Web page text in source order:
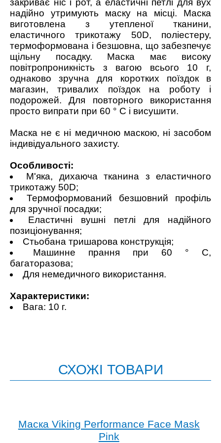
закриває ніс і рот, а еластичні петлі для вух
надійно утримують маску на місці. Маска
виготовлена ​​з утепленої тканини,
еластичного трикотажу 50D, поліестеру,
термоформована і безшовна, що забезпечує
щільну посадку. Маска має високу
повітропроникність з вагою всього 10 г,
однаково зручна для коротких поїздок в
магазин, тривалих поїздок на роботу і
подорожей. Для повторного використання
просто випрати при 60 ° C і висушити.
Маска не є ні медичною маскою, ні засобом
індивідуального захисту.
Особливості:
М'яка, дихаюча тканина з еластичного
трикотажу 50D;
Термоформований безшовний профіль
для зручної посадки;
Еластичні вушні петлі для надійного
позиціонування;
Стьобана тришарова конструкція;
Машинне прання при 60 ° C,
багаторазова;
Для немедичного використання.
Характеристики:
Вага: 10 г.
СХОЖІ ТОВАРИ
Маска Viking Performance Face Mask
Pink